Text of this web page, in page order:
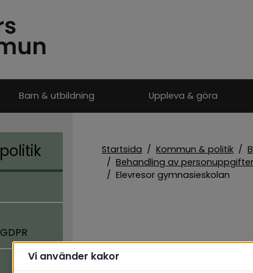
Barn & utbildning Uppleva & göra
Startsida / Kommun & politik /
/ Behandling av
/ Elevresor gymnasieskolan
Vi använder kakor